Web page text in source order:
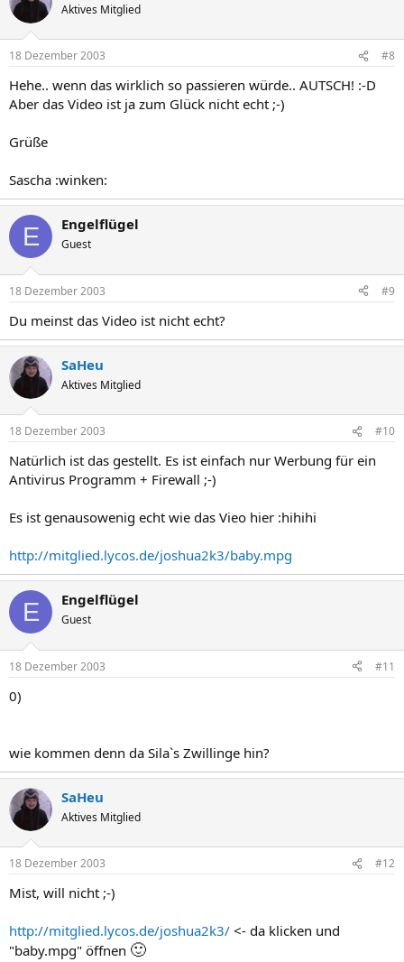
Aktives Mitglied
18 Dezember 2003 #8
Hehe.. wenn das wirklich so passieren würde.. AUTSCH! :-D
Aber das Video ist ja zum Glück nicht echt ;-)
Grüße
Sascha :winken:
E Engelflügel
Guest
18 Dezember 2003 #9
Du meinst das Video ist nicht echt?
SaHeu
Aktives Mitglied
18 Dezember 2003 #10
Natürlich ist das gestellt. Es ist einfach nur Werbung für ein
Antivirus Programm + Firewall ;-)
Es ist genausowenig echt wie das Vieo hier :hihihi
http://mitglied.lycos.de/joshua2k3/baby.mpg
E Engelflügel
Guest
18 Dezember 2003 #11
0)
wie kommen denn da Sila`s Zwillinge hin?
SaHeu
Aktives Mitglied
18 Dezember 2003 #12
Mist, will nicht ;-)
http://mitglied.lycos.de/joshua2k3/ <- da klicken und
"baby.mpg" öffnen 🙂